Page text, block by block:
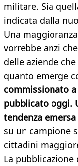
militare. Sia
indicata dalla
Una
vorrebbe anzi
delle aziende
quanto emerge
commissionato a
pubblicato oggi.
tendenza
su un campione
cittadini
La